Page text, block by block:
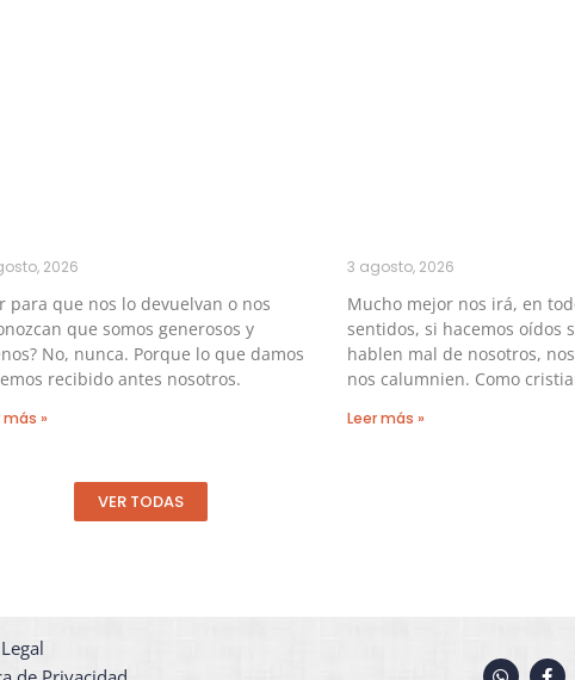
2026
para que nos lo devuelvan o nos
que somos generosos y
No, nunca. Porque lo que damos
recibido antes nosotros.
más »
3 agosto, 2026
Mucho mejor nos irá, en
sentidos, si hacemos oídos
hablen mal de nosotros,
nos calumnien. Como
Leer más »
VER TODAS
W F